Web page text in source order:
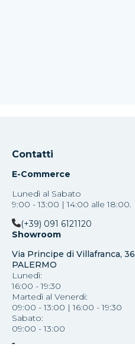
Contatti
E-Commerce
Lunedì al Sabato
9:00 - 13:00 | 14:00 alle 18:00.
(+39) 091 6121120
Showroom
Via Principe di Villafranca, 36
PALERMO
Lunedì:
16:00 - 19:30
Martedì al Venerdi:
09:00 - 13:00 | 16:00 - 19:30
Sabato:
09:00 - 13:00